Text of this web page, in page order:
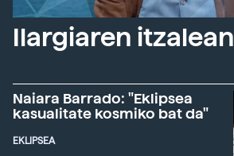
Ilargiaren itzalean
Naiara Barrado: "Eklipsea
kasualitate kosmiko bat da"
EKLIPSEA